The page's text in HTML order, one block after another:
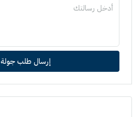
إرسال طلب جولة